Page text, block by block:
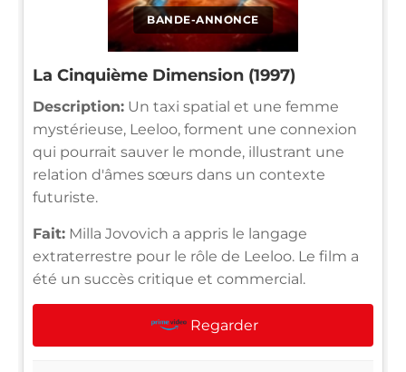
BANDE-ANNONCE
La Cinquième Dimension (1997)
Description: Un taxi spatial et une femme
mystérieuse, Leeloo, forment une connexion
qui pourrait sauver le monde, illustrant une
relation d'âmes sœurs dans un contexte
futuriste.
Fait: Milla Jovovich a appris le langage
extraterrestre pour le rôle de Leeloo. Le film a
été un succès critique et commercial.
Regarder